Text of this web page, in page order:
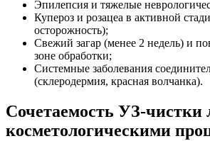
Эпилепсия и тяжелые
Купероз и розацеа в активной
осторожность);
Свежий загар (менее 2 недель) и
зоне обработки;
Системные заболевания
(склеродермия, красная волчанка).
Сочетаемость УЗ-чистки
косметологическими